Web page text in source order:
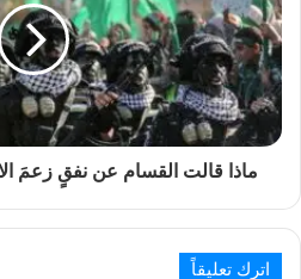
ماذا قالت القسام عن نفقٍ زعمَ
اترك تعليقاً